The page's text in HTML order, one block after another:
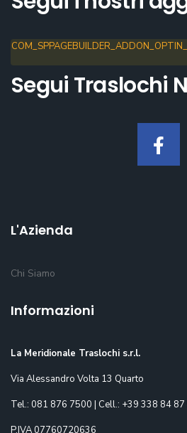
Segui Traslochi
L'Azienda
Chi Siamo
Informazioni
La Meridionale Traslochi s.r.l.
Via Alessandro Volta 13 Quarto
Tel.: 081 876 7500 | Cell.: +39 338 84 87
P.IVA 07760720636